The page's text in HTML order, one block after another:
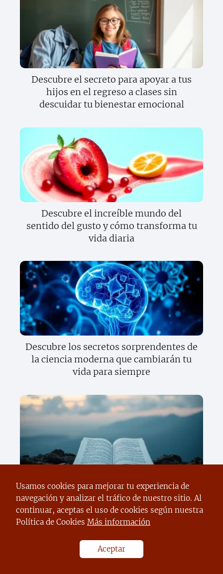
Descubre el secreto para apoyar a tus
hijos en el regreso a clases sin
descuidar tu bienestar emocional
Descubre el increíble mundo del
sentido del gusto y cómo transforma tu
vida diaria
Descubre los secretos sorprendentes de
la ciencia moderna que cambiarán tu
vida para siempre
Descubre el sorprendente poder del
texto científico que cambiará tu forma
de ver el mundo
Usamos cookies para mejorar tu experiencia de
navegación y analizar el tráfico de nuestro sitio. Al
continuar, aceptas el uso de cookies según nuestra
Política de Cookies Más información
Aceptar